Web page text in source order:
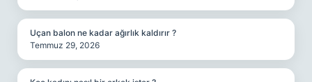
Uçan balon ne kadar ağırlık kaldırır ?
Temmuz 29, 2026